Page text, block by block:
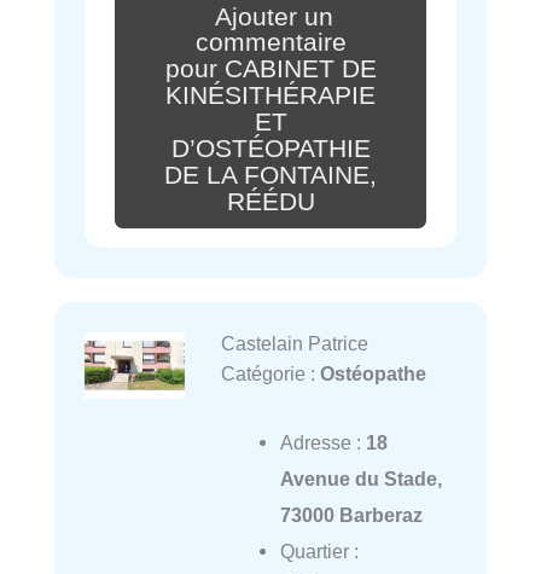
Ajouter un
commentaire
pour CABINET DE
KINÉSITHÉRAPIE
ET
D’OSTÉOPATHIE
DE LA FONTAINE,
RÉÉDU
Castelain Patrice
Catégorie : Ostéopathe
Adresse : 18
Avenue du Stade,
73000 Barberaz
Quartier :